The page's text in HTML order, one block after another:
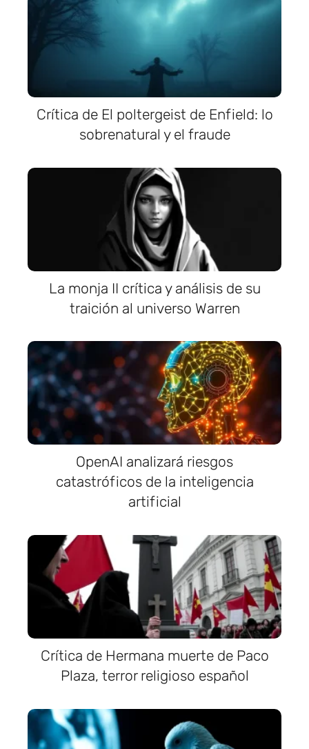
Crítica de El poltergeist de Enfield: lo
sobrenatural y el fraude
La monja II crítica y análisis de su
traición al universo Warren
OpenAI analizará riesgos
catastróficos de la inteligencia
artificial
Crítica de Hermana muerte de Paco
Plaza, terror religioso español